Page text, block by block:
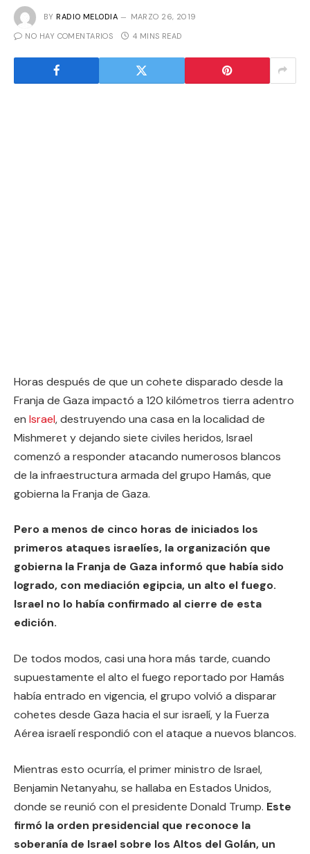
BY RADIO MELODIA MARZO 26, 2019
NO HAY COMENTARIOS 4 MINS READ
Horas después de que un cohete disparado desde la
Franja de Gaza impactó a 120 kilómetros tierra adentro
en Israel, destruyendo una casa en la localidad de
Mishmeret y dejando siete civiles heridos, Israel
comenzó a responder atacando numerosos blancos
de la infraestructura armada del grupo Hamás, que
gobierna la Franja de Gaza.
Pero a menos de cinco horas de iniciados los
primeros ataques israelíes, la organización que
gobierna la Franja de Gaza informó que había sido
logrado, con mediación egipcia, un alto el fuego.
Israel no lo había confirmado al cierre de esta
edición.
De todos modos, casi una hora más tarde, cuando
supuestamente el alto el fuego reportado por Hamás
había entrado en vigencia, el grupo volvió a disparar
cohetes desde Gaza hacia el sur israelí, y la Fuerza
Aérea israelí respondió con el ataque a nuevos blancos.
Mientras esto ocurría, el primer ministro de Israel,
Benjamin Netanyahu, se hallaba en Estados Unidos,
donde se reunió con el presidente Donald Trump. Este
firmó la orden presidencial que reconoce la
soberanía de Israel sobre los Altos del Golán, un